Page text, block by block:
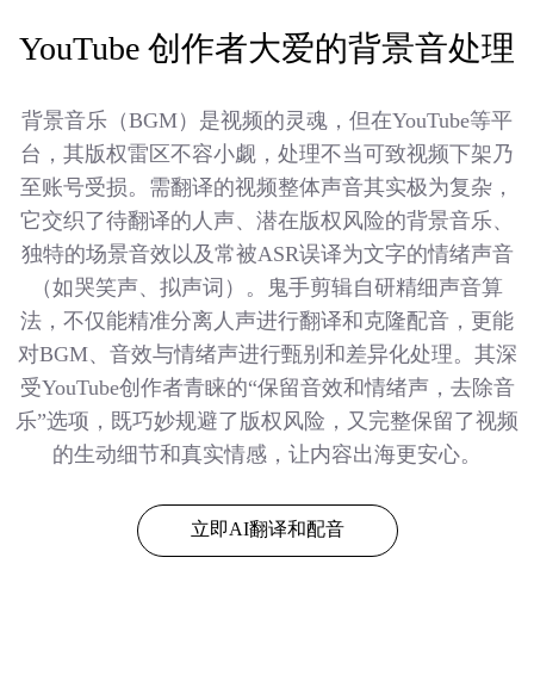
YouTube 创作者大爱的背景音处理
背景音乐（BGM）是视频的灵魂，但在YouTube等平
台，其版权雷区不容小觑，处理不当可致视频下架乃
至账号受损。需翻译的视频整体声音其实极为复杂，
它交织了待翻译的人声、潜在版权风险的背景音乐、
独特的场景音效以及常被ASR误译为文字的情绪声音
（如哭笑声、拟声词）。鬼手剪辑自研精细声音算
法，不仅能精准分离人声进行翻译和克隆配音，更能
对BGM、音效与情绪声进行甄别和差异化处理。其深
受YouTube创作者青睐的“保留音效和情绪声，去除音
乐”选项，既巧妙规避了版权风险，又完整保留了视频
的生动细节和真实情感，让内容出海更安心。
立即AI翻译和配音